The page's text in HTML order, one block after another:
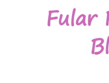
Fular